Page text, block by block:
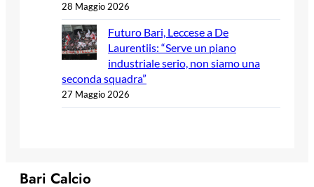
28 Maggio 2026
Futuro Bari, Leccese a De
Laurentiis: “Serve un piano
industriale serio, non siamo una
seconda squadra”
27 Maggio 2026
Bari Calcio